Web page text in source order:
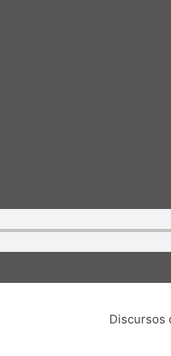
Discursos
de oratoria no era